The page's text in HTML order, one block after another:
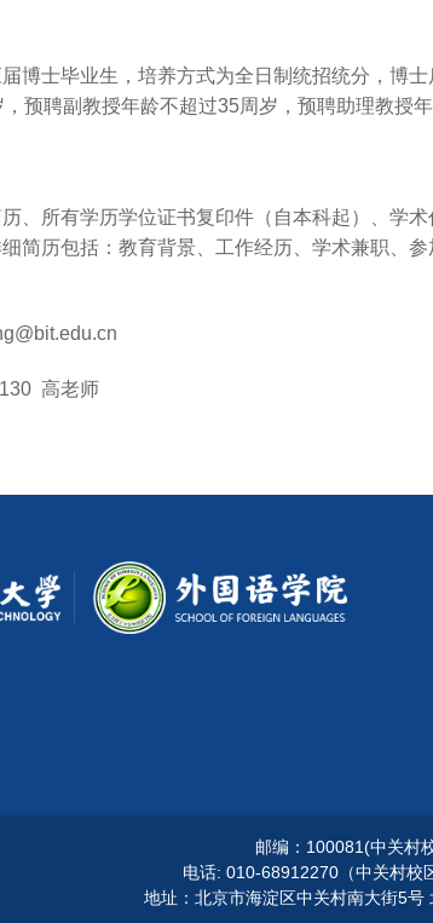
博士毕业生，培养方式为全日制统招统分，博
预聘副教授年龄不超过35周岁，预聘助理教授年
、所有学历学位证书复印件（自本科起）、学
简历包括：教育背景、工作经历、学术兼职、
高老师
邮编：100081(中关村
电话: 010-68912270（中关村校
地址：北京市海淀区中关村南大街5